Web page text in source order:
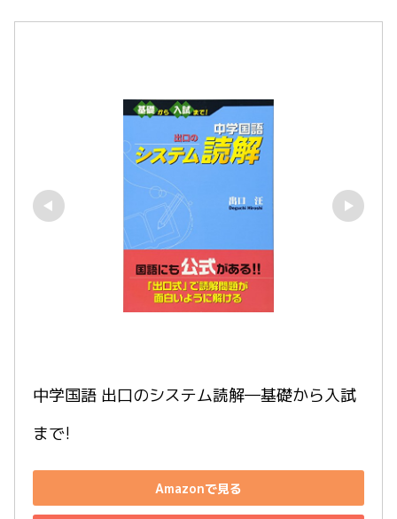
中学国語 出口のシステム読解―基礎から入試
まで!
Amazonで見る